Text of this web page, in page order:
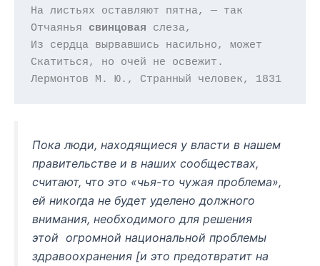
На листьях оставляют пятна, — так
Отчаянья свинцовая слеза,
Из сердца вырвавшись насильно, может
Скатиться, но очей не освежит.
Лермонтов М. Ю., Странный человек, 1831
Пока люди, находящиеся у власти в нашем
правительстве и в наших сообществах,
считают, что это «чья-то чужая проблема»,
ей никогда не будет уделено должного
внимания, необходимого для решения
этой огромной национальной проблемы
здравоохранения [и это предотвратит на